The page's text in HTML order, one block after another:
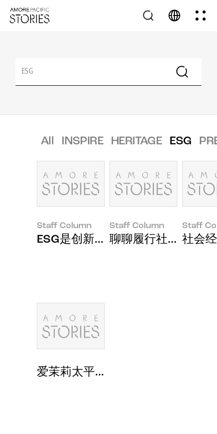
All INSPIRE HERITAGE ESG
Staff Column
ESG是创新技术的必选项！
Staff Column
聊聊履行社会责任
Staff
社会
爱茉莉太平洋公布2030可持续发